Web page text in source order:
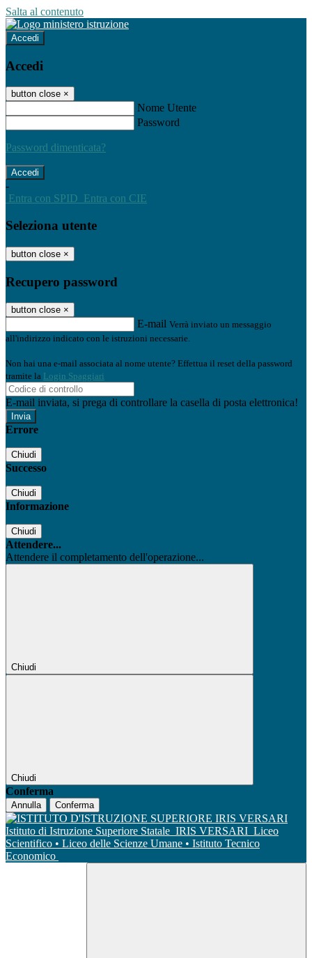
Salta al contenuto
Accedi
Accedi
button close ×
Nome Utente
Password
Password dimenticata?
-
Entra con SPID Entra con CIE
Seleziona utente
button close ×
Recupero password
button close ×
E-mail Verrà inviato un messaggio
all'indirizzo indicato con le istruzioni necessarie.
Non hai una e-mail associata al nome utente? Effettua il reset della password
tramite la Login Spaggiari
E-mail inviata, si prega di controllare la casella di posta elettronica!
Errore
Chiudi
Successo
Chiudi
Informazione
Chiudi
Attendere...
Attendere il completamento dell'operazione...
Chiudi
Chiudi
Conferma
Annulla Conferma
Istituto di Istruzione Superiore Statale IRIS VERSARI Liceo
Scientifico • Liceo delle Scienze Umane • Istituto Tecnico
Economico